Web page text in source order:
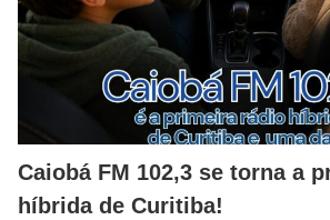
Caiobá FM 102,3 se torna a
híbrida de Curitiba!